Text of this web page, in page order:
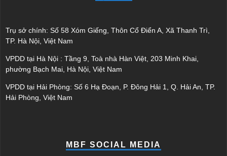
Trụ sở chính: Số 58 Xóm Giếng, Thôn Cổ Điển A, Xã Thanh Trì,
TP. Hà Nội, Việt Nam
VPDD tại Hà Nội : Tầng 9, Toà nhà Hàn Việt, 203 Minh Khai,
phường Bạch Mai, Hà Nội, Việt Nam
VPDD tại Hải Phòng: Số 6 Hạ Đoạn, P. Đông Hải 1, Q. Hải An, TP.
Hải Phòng, Việt Nam
MBF SOCIAL MEDIA